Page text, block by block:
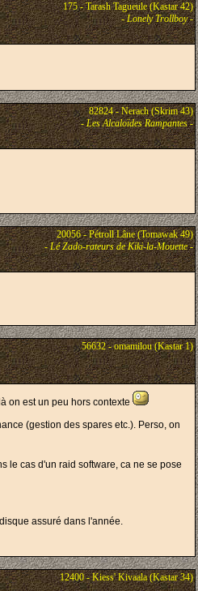
175 - Tarash Tagueule (Kastar 42)
-Lonely Trollboy-
82824 - Nerach (Skrim 43)
-Les Alcaloïdes Rampantes-
20056 - Pétroll Lâne (Tomawak 49)
-Lé Zado-rateurs de Kiki-la-Mouette-
56632 - omamilou (Kastar 1)
on est un peu hors contexte
(gestion des spares etc.). Perso, on
le cas d'un raid software, ca ne se pose
assuré dans l'année.
12400 - Kiess' Kivaala (Kastar 34)